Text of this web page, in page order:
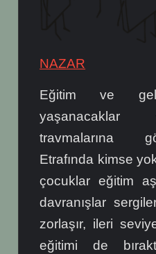
NAZAR
Eğitim ve
travmalarına
Etrafında kimse
çocuklar eğitim
davranışlar
zorlaşır, ileri
eğitimi de